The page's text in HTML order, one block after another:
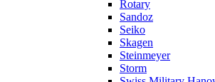
Rotary
Sandoz
Seiko
Skagen
Steinmeyer
Storm